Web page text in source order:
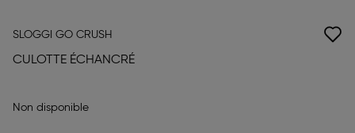
SLOGGI GO CRUSH
CULOTTE ÉCHANCRÉ
Non disponible